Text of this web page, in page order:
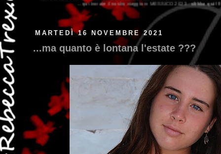
trovate il nostro viaggio in MESSICO 2023... clikka qui !!!
MARTEDÌ 16 NOVEMBRE 2021
...ma quanto è lontana l'estate ???